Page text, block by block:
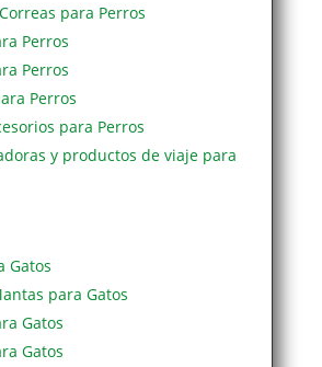
para Perros
Perros
Perros
Perros
para Perros
y productos de viaje para
Gatos
para Gatos
Gatos
Gatos